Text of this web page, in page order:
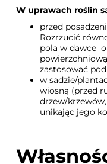
W uprawach roślin
przed
Rozrzucić
pola w dawce
zastosować
w sadzie/
wiosną (przed
drzew/
unikając jego